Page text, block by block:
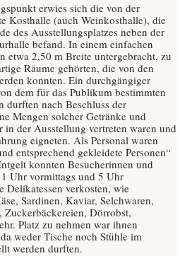
erwies sich die von der
Kosthalle (auch Weinkosthalle), die
des Ausstellungsplatzes neben der
befand. In einem einfachen
etwa 2,50 m Breite untergebracht, zu
Räume gehörten, die von den
konnten. Ein durchgängiger
dem für das Publikum bestimmten
durften nach Beschluss der
Mengen solcher Getränke und
in der Ausstellung vertreten waren und
eigneten. Als Personal waren
entsprechend gekleidete Personen“
konnten Besucherinnen und
Uhr vormittags und 5 Uhr
Delikatessen verkosten, wie
Sardinen, Kaviar, Selchwaren,
Dörrobst,
Platz zu nehmen war ihnen
weder Tische noch Stühle im
werden durften.